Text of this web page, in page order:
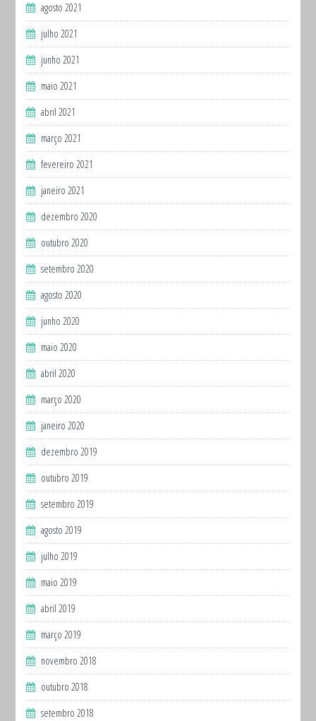
agosto 2021
julho 2021
junho 2021
maio 2021
abril 2021
março 2021
fevereiro 2021
janeiro 2021
dezembro 2020
outubro 2020
setembro 2020
agosto 2020
junho 2020
maio 2020
abril 2020
março 2020
janeiro 2020
dezembro 2019
outubro 2019
setembro 2019
agosto 2019
julho 2019
maio 2019
abril 2019
março 2019
novembro 2018
outubro 2018
setembro 2018